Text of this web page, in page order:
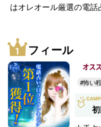
はオレオール厳選の電話
フィール
オス
#怖い